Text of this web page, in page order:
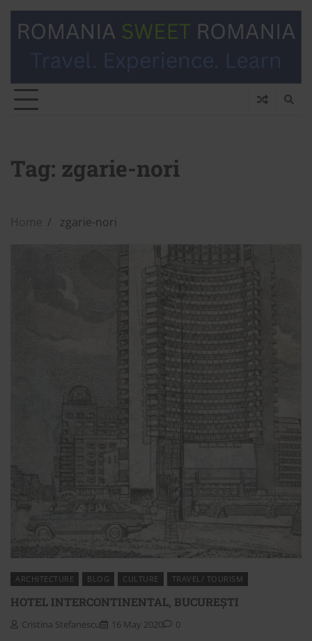
Tag: zgarie-nori
Home zgarie-nori
ARCHITECTURE BLOG CULTURE TRAVEL/ TOURISM
HOTEL INTERCONTINENTAL, BUCUREȘTI
Cristina Stefanescu 16 May 2020 0